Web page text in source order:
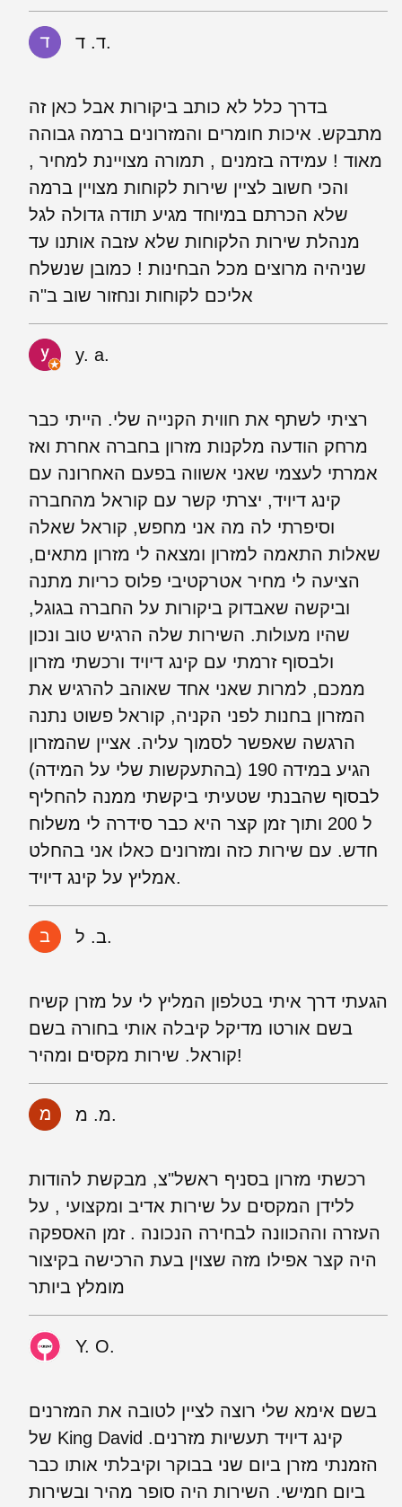
ד. ד.
בדרך כלל לא כותב ביקורות אבל כאן זה
מתבקש. איכות חומרים והמזרונים ברמה גבוהה
מאוד ! עמידה בזמנים , תמורה מצויינת למחיר ,
והכי חשוב לציין שירות לקוחות מצויין ברמה
שלא הכרתם במיוחד מגיע תודה גדולה לגל
מנהלת שירות הלקוחות שלא עזבה אותנו עד
שניהיה מרוצים מכל הבחינות ! כמובן שנשלח
אליכם לקוחות ונחזור שוב ב"ה
y. a.
רציתי לשתף את חווית הקנייה שלי. הייתי כבר
מרחק הודעה מלקנות מזרון בחברה אחרת ואז
אמרתי לעצמי שאני אשווה בפעם האחרונה עם
קינג דיויד, יצרתי קשר עם קוראל מהחברה
וסיפרתי לה מה אני מחפש, קוראל שאלה
שאלות התאמה למזרון ומצאה לי מזרון מתאים,
הציעה לי מחיר אטרקטיבי פלוס כריות מתנה
וביקשה שאבדוק ביקורות על החברה בגוגל,
שהיו מעולות. השירות שלה הרגיש טוב ונכון
ולבסוף זרמתי עם קינג דיויד ורכשתי מזרון
ממכם, למרות שאני אחד שאוהב להרגיש את
המזרון בחנות לפני הקניה, קוראל פשוט נתנה
הרגשה שאפשר לסמוך עליה. אציין שהמזרון
הגיע במידה 190 (בהתעקשות שלי על המידה)
לבסוף שהבנתי שטעיתי ביקשתי ממנה להחליף
ל 200 ותוך זמן קצר היא כבר סידרה לי משלוח
חדש. עם שירות כזה ומזרונים כאלו אני בהחלט
אמליץ על קינג דיויד.
ב. ל.
הגעתי דרך איתי בטלפון המליץ לי על מזרן קשיח
בשם אורטו מדיקל קיבלה אותי בחורה בשם
קוראל. שירות מקסים ומהיר!
מ. מ.
רכשתי מזרון בסניף ראשל"צ, מבקשת להודות
ללידן המקסים על שירות אדיב ומקצועי , על
העזרה וההכוונה לבחירה הנכונה . זמן האספקה
היה קצר אפילו מזה שצוין בעת הרכישה בקיצור
מומלץ ביותר
Y. O.
‏בשם אימא שלי רוצה לציין לטובה את המזרנים
של King David קינג דיויד תעשיות מזרנים.
‏הזמנתי מזרן ביום שני בבוקר וקיבלתי אותו כבר
ביום חמישי. השירות היה סופר מהיר ובשירות